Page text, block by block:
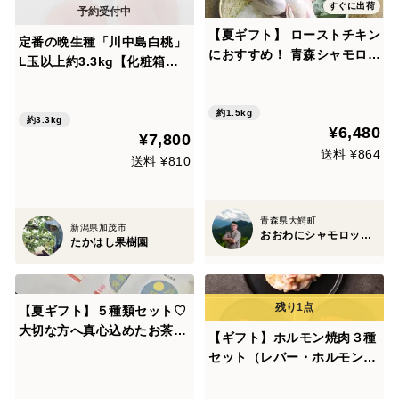
定番の晩生種「川中島白桃」
L玉以上約3.3kg【化粧箱
約3.3kg
¥7,800
送料 ¥810
新潟県加茂市
たかはし果樹園
すぐに出荷
【夏ギフト】 ローストチキン
におすすめ！ 青森シャモロッ
約1.5kg
¥6,480
送料 ¥864
青森県大鰐町
おおわにシャモロックファーム
【夏ギフト】５種類セット♡
大切な方へ真心込めたお茶を
【ギフト】ホルモン焼肉３種
セット（レバー・ホルモンミ